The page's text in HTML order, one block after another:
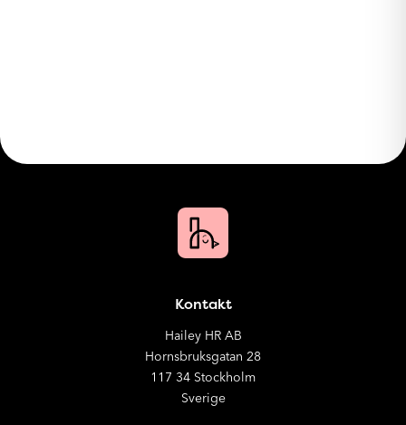
Kontakt
Hailey HR AB
Hornsbruksgatan 28
117 34 Stockholm
Sverige